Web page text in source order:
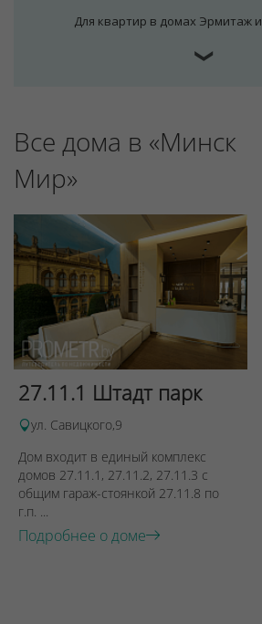
Для квартир в домах Эрмитаж
❯
Все дома в «Минск
Мир»
27.11.1 Штадт парк
ул. Савицкого,9
Дом входит в единый комплекс
домов 27.11.1, 27.11.2, 27.11.3 с
общим гараж-стоянкой 27.11.8 по
г.п. ...
Подробнее о доме
Для обеспечения удобства
используются cookies
Отклонить